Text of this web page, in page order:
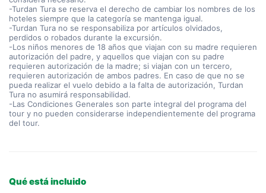
-Turdan Tura se reserva el derecho de cambiar los nombres de los
hoteles siempre que la categoría se mantenga igual.
-Turdan Tura no se responsabiliza por artículos olvidados,
perdidos o robados durante la excursión.
-Los niños menores de 18 años que viajan con su madre requieren
autorización del padre, y aquellos que viajan con su padre
requieren autorización de la madre; si viajan con un tercero,
requieren autorización de ambos padres. En caso de que no se
pueda realizar el vuelo debido a la falta de autorización, Turdan
Tura no asumirá responsabilidad.
-Las Condiciones Generales son parte integral del programa del
tour y no pueden considerarse independientemente del programa
del tour.
Qué está incluido